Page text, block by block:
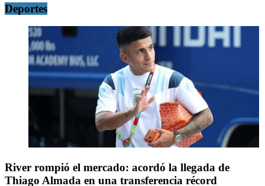
Deportes
River rompió el mercado: acordó la llegada de
Thiago Almada en una transferencia récord